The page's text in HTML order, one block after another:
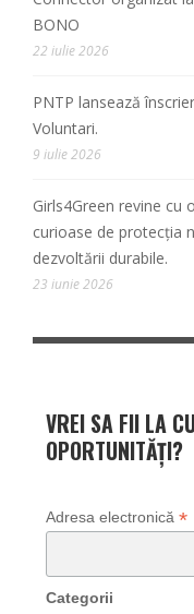
BONO
22 iulie 2026
PNTP lansează
Voluntari.
9 iulie 2026
Girls4Green revine
curioase de protecția
dezvoltării durabile.
23 iunie 2026
VREI SA FII LA
OPORTUNITĂȚI?
Adresa electronică *
Categorii